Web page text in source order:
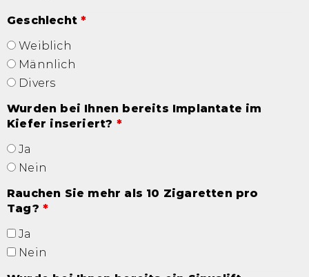
Geschlecht*
Weiblich
Männlich
Divers
Wurden bei Ihnen bereits Implantate im
Kiefer inseriert? *
Ja
Nein
Rauchen Sie mehr als 10 Zigaretten pro
Tag? *
Ja
Nein